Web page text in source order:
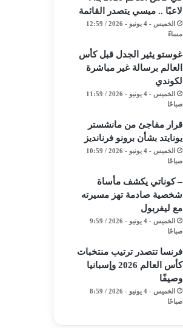
لاعبًا .. ميسي يتصدر القائمة
الخميس - 4 يونيو - 2026 / 12:59
مساءً
غوستو يثير الجدل قبل كأس
العالم برسالة غير مباشرة
لكوندي
الخميس - 4 يونيو - 2026 / 11:59
صباحًا
قرار مفاجئ من مانشستر
يونايتد بشأن برونو فرنانديز
الخميس - 4 يونيو - 2026 / 10:59
صباحًا
– كوناتي يكشف مأساة
شخصية صادمة تهز مسيرته
مع ليفربول
الخميس - 4 يونيو - 2026 / 9:59
صباحًا
فرنسا تتصدر ترتيب منتخبات
كأس العالم 2026 وإسبانيا
وصيفًا
الخميس - 4 يونيو - 2026 / 8:59
صباحًا